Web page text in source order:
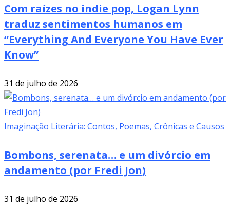
Com raízes no indie pop, Logan Lynn
traduz sentimentos humanos em
“Everything And Everyone You Have Ever
Know”
31 de julho de 2026
Imaginação Literária: Contos, Poemas, Crônicas e Causos
Bombons, serenata… e um divórcio em
andamento (por Fredi Jon)
31 de julho de 2026